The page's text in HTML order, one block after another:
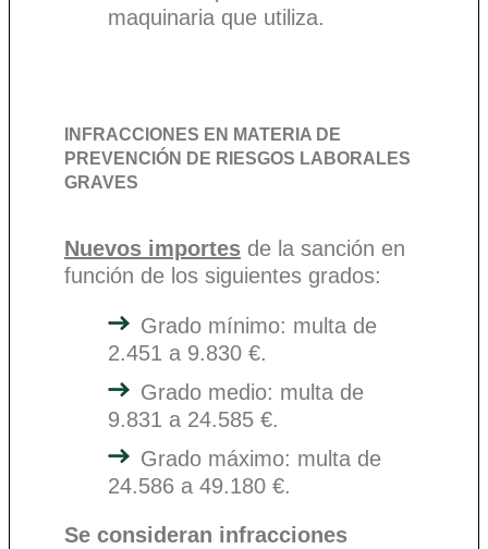
maquinaria que utiliza.
INFRACCIONES EN MATERIA DE
PREVENCIÓN DE RIESGOS LABORALES
GRAVES
Nuevos importes de la sanción en
función de los siguientes grados:
Grado mínimo: multa de
2.451 a 9.830 €.
Grado medio: multa de
9.831 a 24.585 €.
Grado máximo: multa de
24.586 a 49.180 €.
Se consideran infracciones